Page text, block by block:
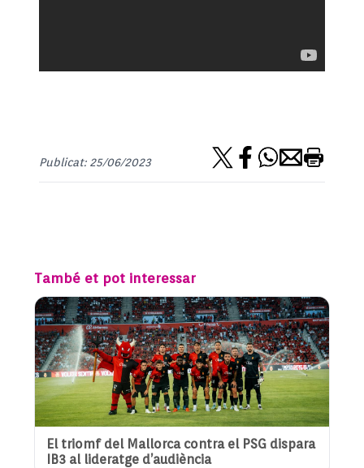
Publicat: 25/06/2023
També et pot interessar
El triomf del Mallorca contra el PSG dispara
IB3 al lideratge d’audiència